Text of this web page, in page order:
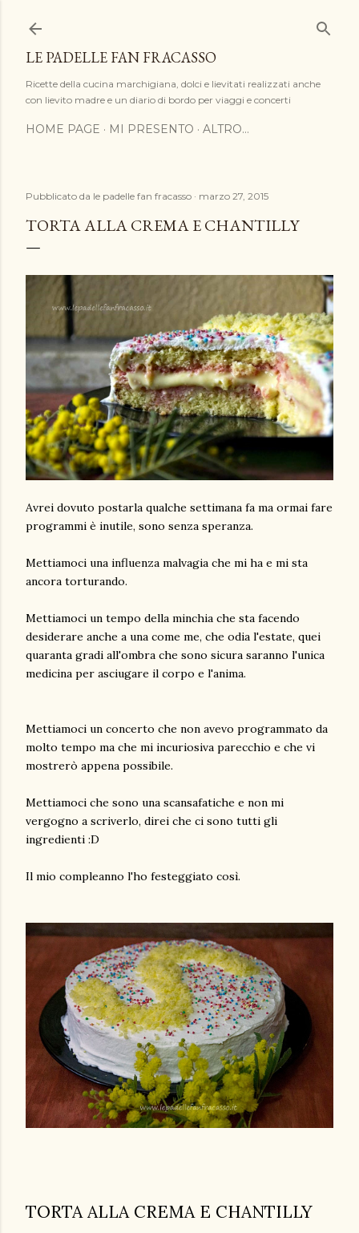
LE PADELLE FAN FRACASSO
Ricette della cucina marchigiana, dolci e lievitati realizzati anche
con lievito madre e un diario di bordo per viaggi e concerti
HOME PAGE MI PRESENTO ALTRO…
Pubblicato da le padelle fan fracasso marzo 27, 2015
TORTA ALLA CREMA E CHANTILLY
Avrei dovuto postarla qualche settimana fa ma ormai fare
programmi è inutile, sono senza speranza.
Mettiamoci una influenza malvagia che mi ha e mi sta
ancora torturando.
Mettiamoci un tempo della minchia che sta facendo
desiderare anche a una come me, che odia l'estate, quei
quaranta gradi all'ombra che sono sicura saranno l'unica
medicina per asciugare il corpo e l'anima.
Mettiamoci un concerto che non avevo programmato da
molto tempo ma che mi incuriosiva parecchio e che vi
mostrerò appena possibile.
Mettiamoci che sono una scansafatiche e non mi
vergogno a scriverlo, direi che ci sono tutti gli
ingredienti :D
Il mio compleanno l'ho festeggiato così.
TORTA ALLA CREMA E CHANTILLY